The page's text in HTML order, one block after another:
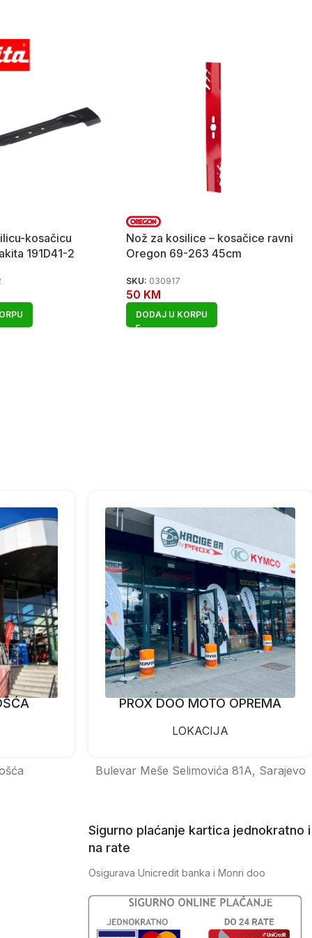
kosačicu
191D41-2
Nož za kosilice – kosačice ravni
Oregon 69-263 45cm
SKU: 030917
50 KM
DODAJ U KORPU
PROX DOO MOTO OPREMA
LOKACIJA
Bulevar Meše Selimovića 81A, Sarajevo
Sigurno plaćanje kartica jednokratno i
na rate
Osigurava Unicredit banka i Monri doo